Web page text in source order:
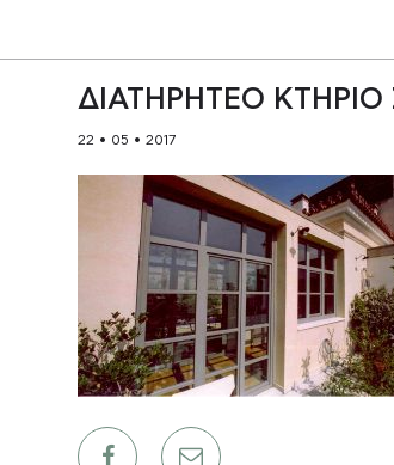
ΔΙΑΤΗΡΗΤΕΟ
22 • 05 • 2017